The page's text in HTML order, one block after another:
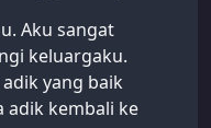
Aku sangat
keluargaku.
yang baik
adik kembali ke